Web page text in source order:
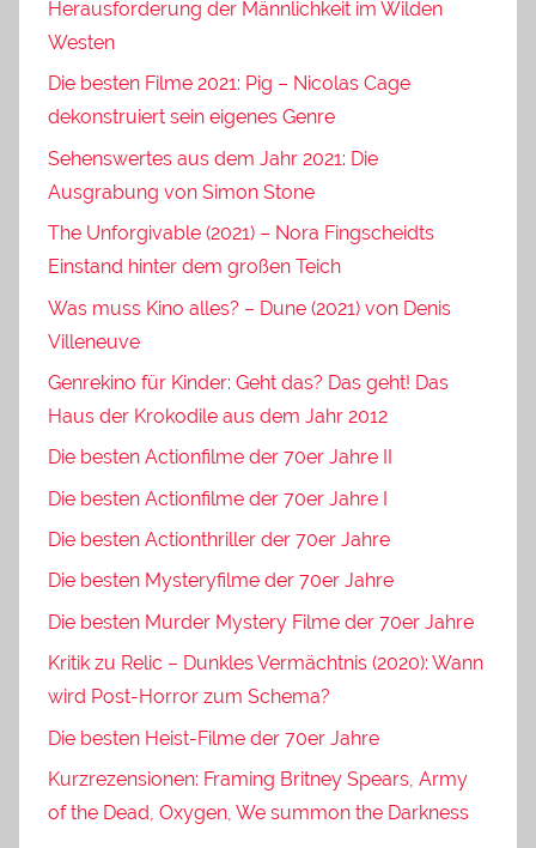
Herausforderung der Männlichkeit im Wilden
Westen
Die besten Filme 2021: Pig – Nicolas Cage
dekonstruiert sein eigenes Genre
Sehenswertes aus dem Jahr 2021: Die
Ausgrabung von Simon Stone
The Unforgivable (2021) – Nora Fingscheidts
Einstand hinter dem großen Teich
Was muss Kino alles? – Dune (2021) von Denis
Villeneuve
Genrekino für Kinder: Geht das? Das geht! Das
Haus der Krokodile aus dem Jahr 2012
Die besten Actionfilme der 70er Jahre II
Die besten Actionfilme der 70er Jahre I
Die besten Actionthriller der 70er Jahre
Die besten Mysteryfilme der 70er Jahre
Die besten Murder Mystery Filme der 70er Jahre
Kritik zu Relic – Dunkles Vermächtnis (2020): Wann
wird Post-Horror zum Schema?
Die besten Heist-Filme der 70er Jahre
Kurzrezensionen: Framing Britney Spears, Army
of the Dead, Oxygen, We summon the Darkness